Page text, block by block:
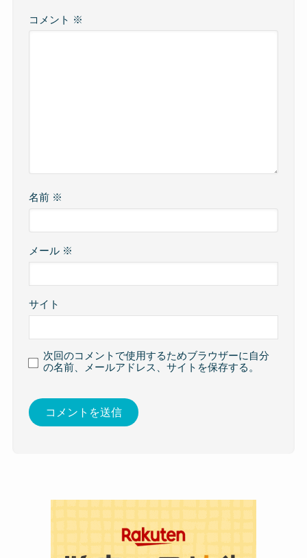
コメント ※
名前 ※
メール ※
サイト
次回のコメントで使用するためブラウザーに自分
の名前、メールアドレス、サイトを保存する。